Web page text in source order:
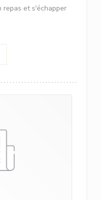
repas et s'échapper